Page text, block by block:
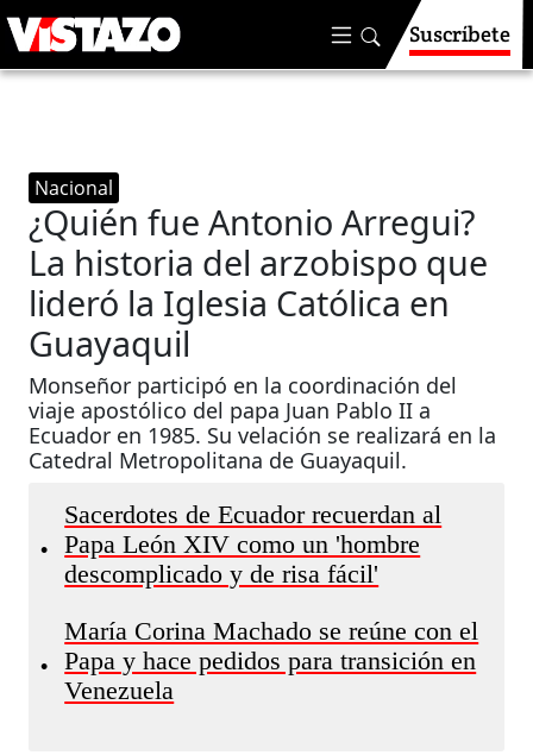
Suscríbete
Nacional
¿Quién fue Antonio Arregui?
La historia del arzobispo que
lideró la Iglesia Católica en
Guayaquil
Monseñor participó en la coordinación del
viaje apostólico del papa Juan Pablo II a
Ecuador en 1985. Su velación se realizará en la
Catedral Metropolitana de Guayaquil.
•
Sacerdotes de Ecuador recuerdan al
Papa León XIV como un 'hombre
descomplicado y de risa fácil'
•
María Corina Machado se reúne con el
Papa y hace pedidos para transición en
Venezuela